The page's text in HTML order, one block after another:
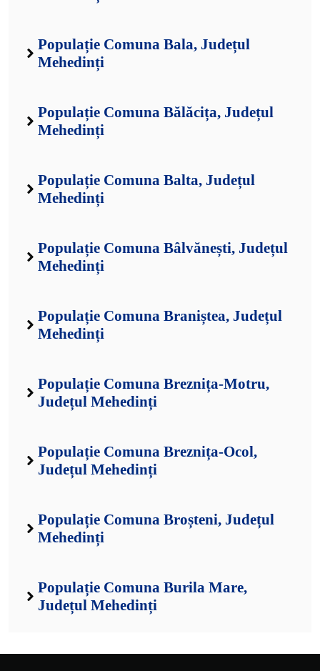
Populație Comuna Bala, Județul
Mehedinți
Populație Comuna Bălăcița, Județul
Mehedinți
Populație Comuna Balta, Județul
Mehedinți
Populație Comuna Bâlvănești, Județul
Mehedinți
Populație Comuna Braniștea, Județul
Mehedinți
Populație Comuna Breznița-Motru,
Județul Mehedinți
Populație Comuna Breznița-Ocol,
Județul Mehedinți
Populație Comuna Broșteni, Județul
Mehedinți
Populație Comuna Burila Mare,
Județul Mehedinți